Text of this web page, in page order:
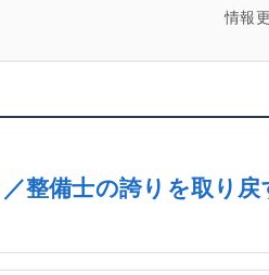
情報
整備士の誇りを取り